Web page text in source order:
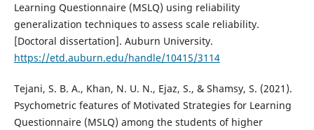
Learning Questionnaire (MSLQ) using reliability
generalization techniques to assess scale reliability.
[Doctoral dissertation]. Auburn University.
https://etd.auburn.edu/handle/10415/3114
Tejani, S. B. A., Khan, N. U. N., Ejaz, S., & Shamsy, S. (2021).
Psychometric features of Motivated Strategies for Learning
Questionnaire (MSLQ) among the students of higher